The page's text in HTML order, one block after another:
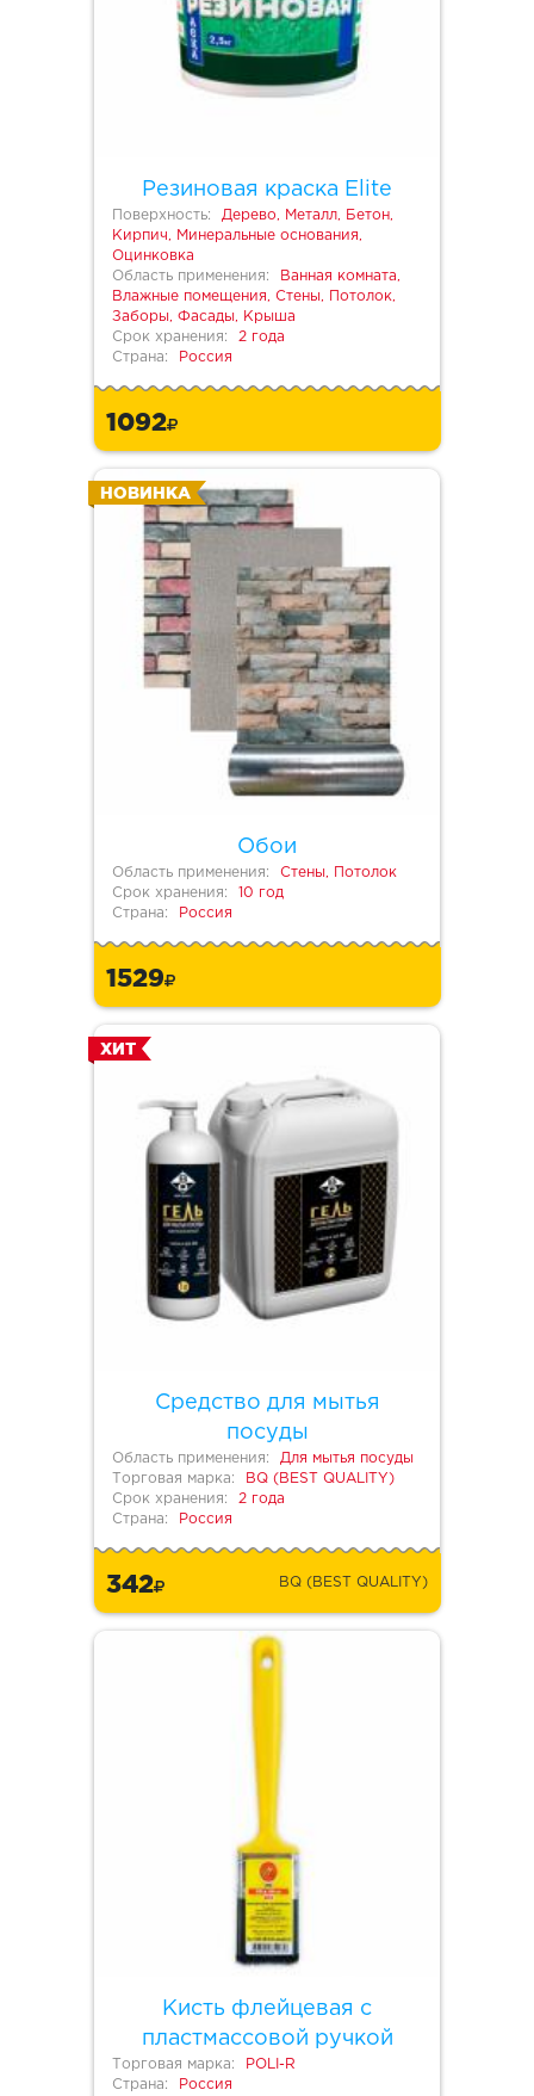
Резиновая краска Elite
Поверхность:
Дерево, Металл, Бетон,
Кирпич, Минеральные основания,
Оцинковка
Область применения:
Ванная комната,
Влажные помещения, Стены, Потолок,
Заборы, Фасады, Крыша
Срок хранения:
2 года
Страна:
Россия
1092
Обои
НОВИНКА
Область применения:
Стены, Потолок
Срок хранения:
10 год
Страна:
Россия
1529
Средство для мытья
посуды
ХИТ
Область применения:
Для мытья посуды
Торговая марка:
BQ (BEST QUALITY)
Срок хранения:
2 года
Страна:
Россия
342 BQ (BEST QUALITY)
Кисть флейцевая с
пластмассовой ручкой
Торговая марка:
POLI-R
Страна:
Россия